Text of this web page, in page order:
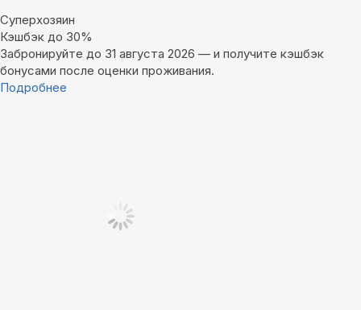
Суперхозяин
Кэшбэк до 30%
Забронируйте до 31 августа 2026 — и получите кэшбэк
бонусами после оценки проживания.
Подробнее